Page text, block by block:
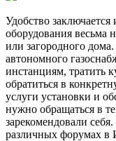
Удобство заключается
оборудования весьма
или загородного
автономного
инстанциям, тратить
обратиться в
услуги установки и
нужно обращаться в
зарекомендовали
различных форумах в